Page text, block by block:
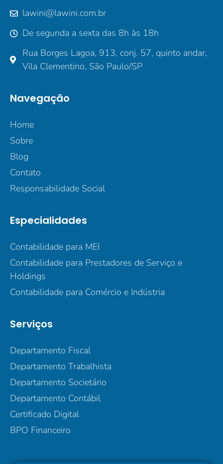
lawini@lawini.com.br
De segunda a sexta das 8h às 18h
Rua Borges Lagoa, 913, conj. 57, quinto andar,
Vila Clementino, São Paulo/SP
Navegação
Home
Sobre
Blog
Contato
Responsabilidade Social
Especialidades
Contabilidade para MEI
Contabilidade para Prestadores de Serviço e
Holdings
Contabilidade para Comércio e Indústria
Serviços
Departamento Fiscal
Departamento Trabalhista
Departamento Societário
Departamento Contábil
Certificado Digital
BPO Financeiro